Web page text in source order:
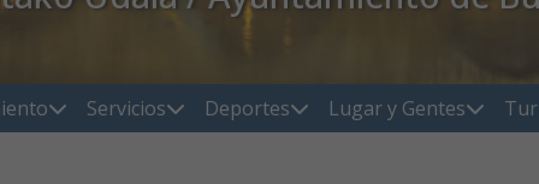
Servicios Deportes Lugar y Gentes